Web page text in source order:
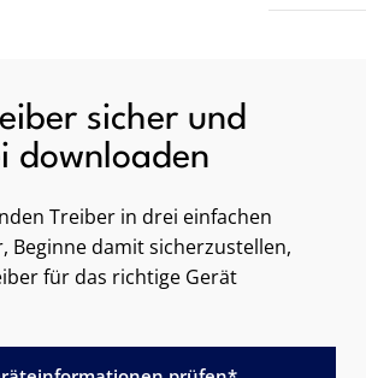
sicher und
downloaden
Treiber in drei einfachen
Beginne damit sicherzustellen,
für das richtige Gerät